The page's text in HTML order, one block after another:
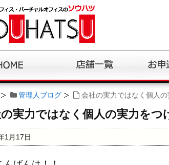
管理人ブログ 会社の実力ではなく個人
実力ではなく個人の実力をつ
1月17日